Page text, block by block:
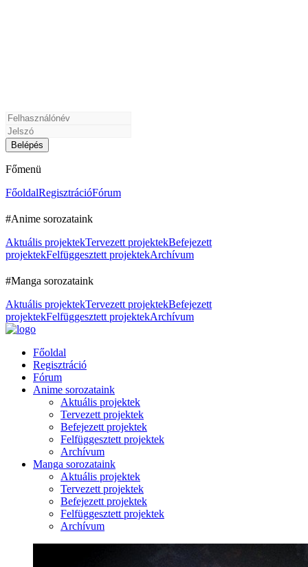
Főmenü
FőoldalRegisztrációFórum
#Anime sorozataink
Aktuális projektekTervezett projektekBefejezett
projektekFelfüggesztett projektekArchívum
#Manga sorozataink
Aktuális projektekTervezett projektekBefejezett
projektekFelfüggesztett projektekArchívum
Főoldal
Regisztráció
Fórum
Anime sorozataink
Aktuális projektek
Tervezett projektek
Befejezett projektek
Felfüggesztett projektek
Archívum
Manga sorozataink
Aktuális projektek
Tervezett projektek
Befejezett projektek
Felfüggesztett projektek
Archívum